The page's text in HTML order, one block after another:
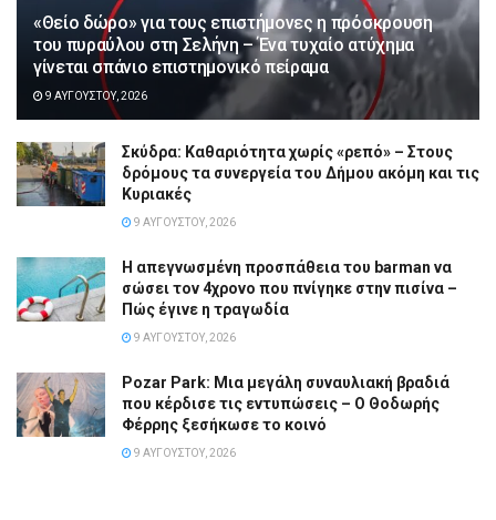
«Θείο δώρο» για τους επιστήμονες η πρόσκρουση
του πυραύλου στη Σελήνη – Ένα τυχαίο ατύχημα
γίνεται σπάνιο επιστημονικό πείραμα
9 ΑΥΓΟΎΣΤΟΥ, 2026
Σκύδρα: Καθαριότητα χωρίς «ρεπό» – Στους
δρόμους τα συνεργεία του Δήμου ακόμη και τις
Κυριακές
9 ΑΥΓΟΎΣΤΟΥ, 2026
Η απεγνωσμένη προσπάθεια του barman να
σώσει τον 4χρονο που πνίγηκε στην πισίνα –
Πώς έγινε η τραγωδία
9 ΑΥΓΟΎΣΤΟΥ, 2026
Pozar Park: Μια μεγάλη συναυλιακή βραδιά
που κέρδισε τις εντυπώσεις – Ο Θοδωρής
Φέρρης ξεσήκωσε το κοινό
9 ΑΥΓΟΎΣΤΟΥ, 2026